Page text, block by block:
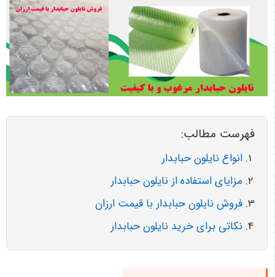
فهرست مطالب:
انواع نایلون حبابدار
مزایای استفاده از نایلون حبابدار
فروش نایلون حبابدار با قیمت ارزان
نکاتی برای خرید نایلون حبابدار